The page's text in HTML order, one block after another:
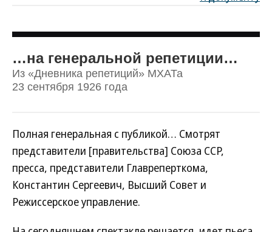
…на генеральной репетиции…
Из «Дневника репетиций» МХАТа
23 сентября 1926 года
Полная генеральная с публикой… Смотрят
представители [правительства] Союза ССР,
пресса, представители Главреперткома,
Константин Сергеевич, Высший Совет и
Режиссерское управление.